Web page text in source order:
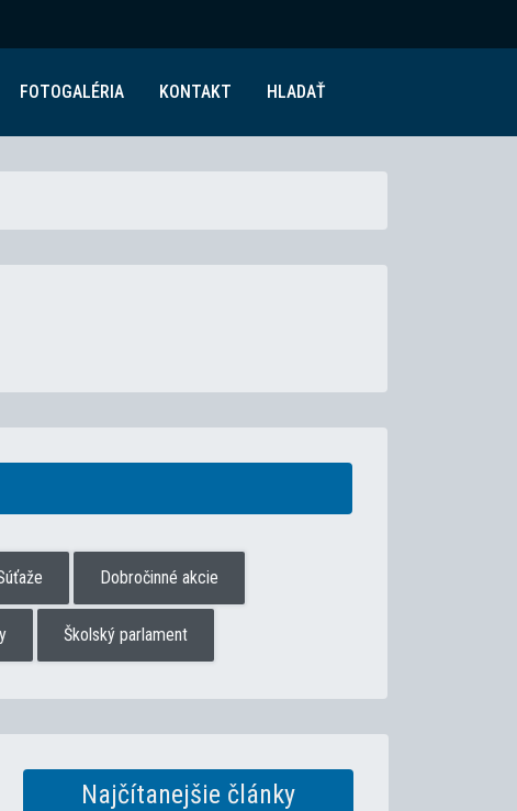
FOTOGALÉRIA KONTAKT HLADAŤ
Dobročinné akcie
Školský parlament
Najčítanejšie články